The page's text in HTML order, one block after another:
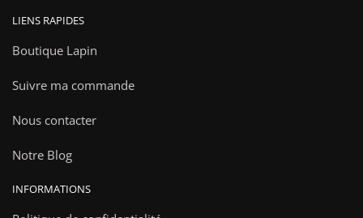
LIENS RAPIDES
Boutique Lapin
Suivre ma commande
Nous contacter
Notre Blog
INFORMATIONS